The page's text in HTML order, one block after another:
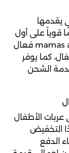
يقدمها
قوياً على أول
عملية شراء يحصلون عليه مع mamas and papas فعال
كما يوفر
خدمة الشحن
عربات الأطفال
التخفيض
الدفع